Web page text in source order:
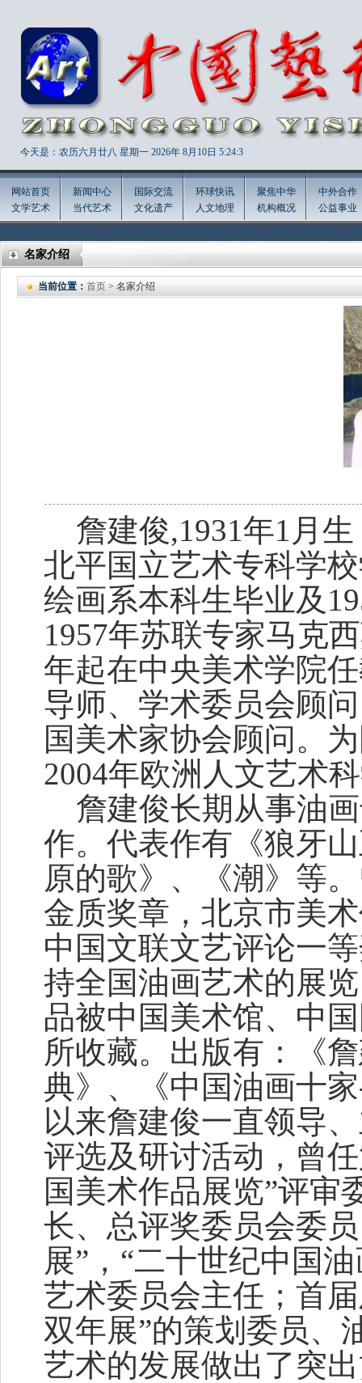
今天是：农历六月廿八 星期一 2026年 8月10日 5:24:4
网站首页
文学艺术
新闻中心
当代艺术
国际交流
文化遗产
环球快讯
人文地理
聚焦中华
机构概况
中外合作
公益事业
名家介绍
当前位置： 首页 > 名家介绍
詹建俊,1931年1月
北平国立艺术专科学
绘画系本科生毕业及
1957年苏联专家马克
年起在中央美术学院
导师、学术委员会顾
国美术家协会顾问。
2004年欧洲人文艺术
詹建俊长期从事油
作。代表作有《狼牙
原的歌》、《潮》等
金质奖章，北京市美
中国文联文艺评论一
持全国油画艺术的展
品被中国美术馆、中
所收藏。出版有：《
典》、《中国油画十
以来詹建俊一直领导
评选及研讨活动，曾
国美术作品展览”评审
长、总评奖委员会委
展”，“二十世纪中国
艺术委员会主任；首
双年展”的策划委员、
艺术的发展做出了突